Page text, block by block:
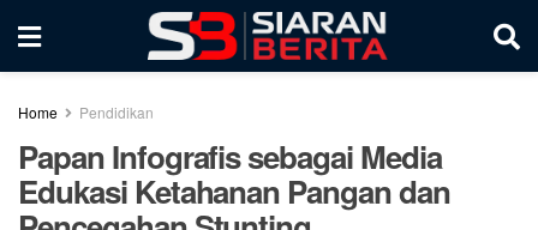
Home Pendidikan
Papan Infografis sebagai Media
Edukasi Ketahanan Pangan dan